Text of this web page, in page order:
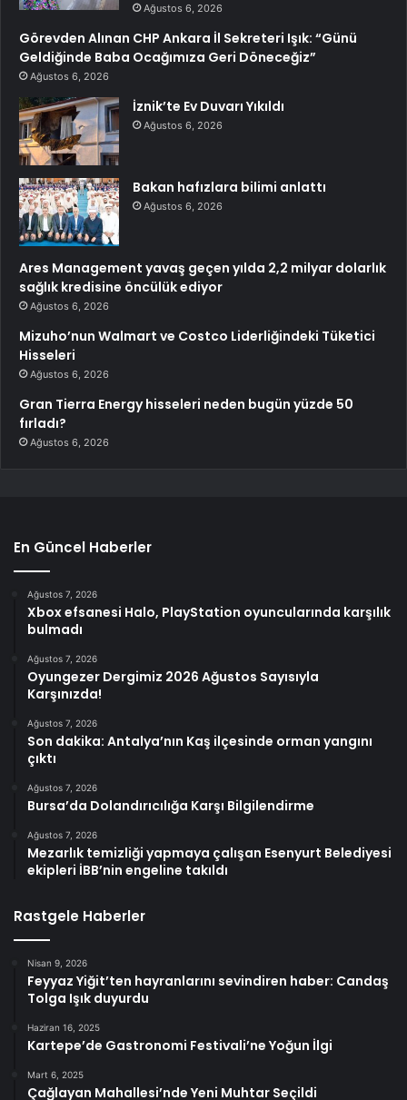
Ağustos 6, 2026
Görevden Alınan CHP Ankara İl Sekreteri Işık: “Günü
Geldiğinde Baba Ocağımıza Geri Döneceğiz”
Ağustos 6, 2026
İznik’te Ev Duvarı Yıkıldı
Ağustos 6, 2026
Bakan hafızlara bilimi anlattı
Ağustos 6, 2026
Ares Management yavaş geçen yılda 2,2 milyar dolarlık
sağlık kredisine öncülük ediyor
Ağustos 6, 2026
Mizuho’nun Walmart ve Costco Liderliğindeki Tüketici
Hisseleri
Ağustos 6, 2026
Gran Tierra Energy hisseleri neden bugün yüzde 50
fırladı?
Ağustos 6, 2026
En Güncel Haberler
Ağustos 7, 2026
Xbox efsanesi Halo, PlayStation oyuncularında karşılık
bulmadı
Ağustos 7, 2026
Oyungezer Dergimiz 2026 Ağustos Sayısıyla
Karşınızda!
Ağustos 7, 2026
Son dakika: Antalya’nın Kaş ilçesinde orman yangını
çıktı
Ağustos 7, 2026
Bursa’da Dolandırıcılığa Karşı Bilgilendirme
Ağustos 7, 2026
Mezarlık temizliği yapmaya çalışan Esenyurt Belediyesi
ekipleri İBB’nin engeline takıldı
Rastgele Haberler
Nisan 9, 2026
Feyyaz Yiğit’ten hayranlarını sevindiren haber: Candaş
Tolga Işık duyurdu
Haziran 16, 2025
Kartepe’de Gastronomi Festivali’ne Yoğun İlgi
Mart 6, 2025
Çağlayan Mahallesi’nde Yeni Muhtar Seçildi